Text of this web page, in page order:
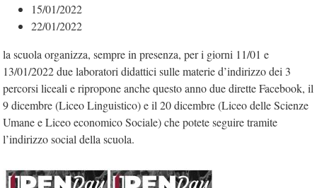
15/01/2022
22/01/2022
la scuola organizza, sempre in presenza, per i giorni 11/01 e
13/01/2022 due laboratori didattici sulle materie d’indirizzo dei 3
percorsi liceali e ripropone anche questo anno due dirette Facebook, il
9 dicembre (Liceo Linguistico) e il 20 dicembre (Liceo delle Scienze
Umane e Liceo economico Sociale) che potete seguire tramite
l’indirizzo social della scuola.